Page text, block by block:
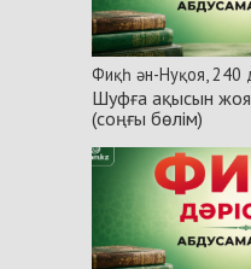
Фиқһ ән-Нуқоя, 240
Шуфға ақысын
(соңғы бөлім)